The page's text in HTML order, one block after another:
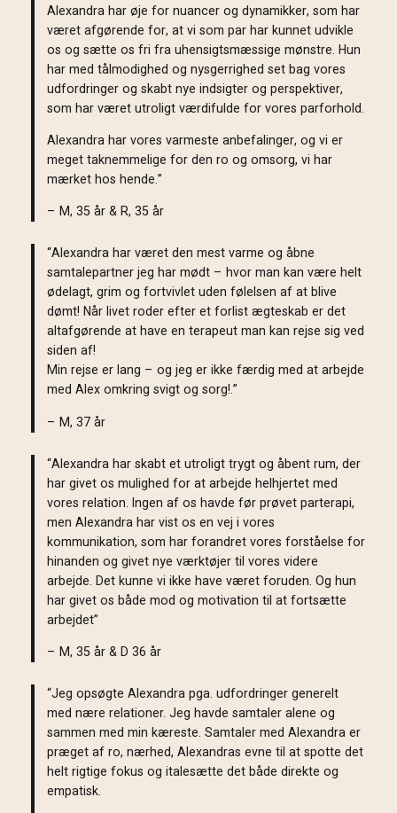
Alexandra har øje for nuancer og dynamikker, som har
været afgørende for, at vi som par har kunnet udvikle
os og sætte os fri fra uhensigtsmæssige mønstre. Hun
har med tålmodighed og nysgerrighed set bag vores
udfordringer og skabt nye indsigter og perspektiver,
som har været utroligt værdifulde for vores parforhold.
Alexandra har vores varmeste anbefalinger, og vi er
meget taknemmelige for den ro og omsorg, vi har
mærket hos hende.”
– M, 35 år & R, 35 år
“Alexandra har været den mest varme og åbne
samtalepartner jeg har mødt – hvor man kan være helt
ødelagt, grim og fortvivlet uden følelsen af at blive
dømt! Når livet roder efter et forlist ægteskab er det
altafgørende at have en terapeut man kan rejse sig ved
siden af!
Min rejse er lang – og jeg er ikke færdig med at arbejde
med Alex omkring svigt og sorg!.”
– M, 37 år
“Alexandra har skabt et utroligt trygt og åbent rum, der
har givet os mulighed for at arbejde helhjertet med
vores relation. Ingen af os havde før prøvet parterapi,
men Alexandra har vist os en vej i vores
kommunikation, som har forandret vores forståelse for
hinanden og givet nye værktøjer til vores videre
arbejde. Det kunne vi ikke have været foruden. Og hun
har givet os både mod og motivation til at fortsætte
arbejdet”
– M, 35 år & D 36 år
“Jeg opsøgte Alexandra pga. udfordringer generelt
med nære relationer. Jeg havde samtaler alene og
sammen med min kæreste. Samtaler med Alexandra er
præget af ro, nærhed, Alexandras evne til at spotte det
helt rigtige fokus og italesætte det både direkte og
empatisk.